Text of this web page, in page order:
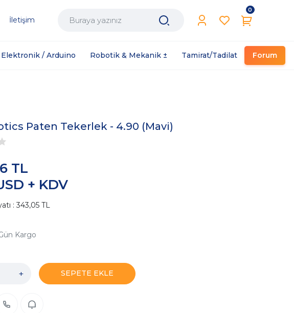
İletişim
0
Elektronik / Arduino Robotik & Mekanik ± Tamirat/Tadilat Forum
Paten Tekerlek - 4.90 (Mavi)
+ KDV
TL
: 343,05 TL
Kargo
+ SEPETE EKLE